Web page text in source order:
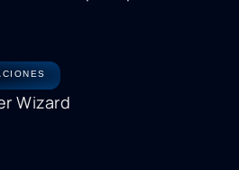
Wizard